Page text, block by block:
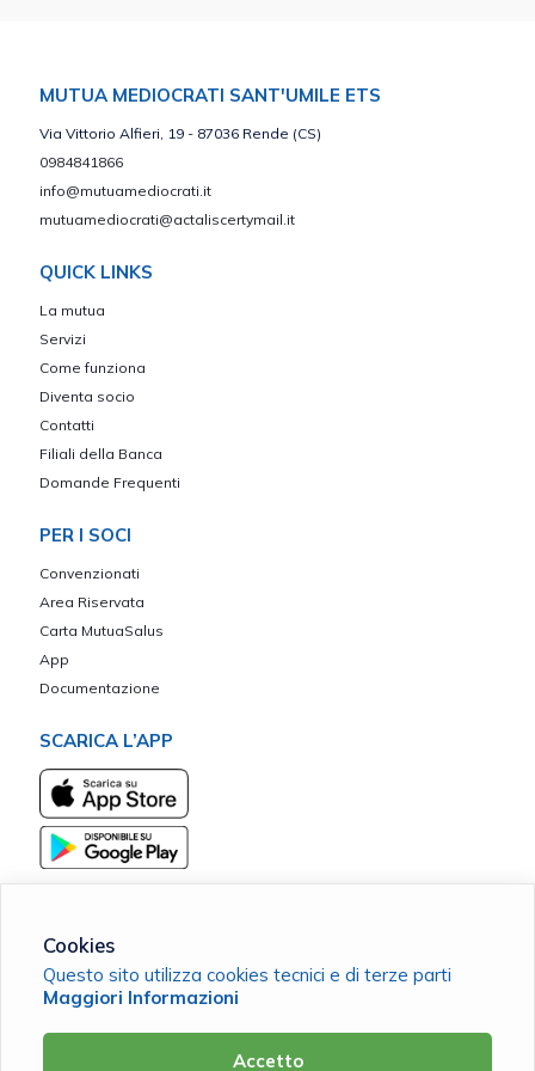
MUTUA MEDIOCRATI SANT'UMILE ETS
Via Vittorio Alfieri, 19 - 87036 Rende (CS)
0984841866
info@mutuamediocrati.it
mutuamediocrati@actaliscertymail.it
QUICK LINKS
La mutua
Servizi
Come funziona
Diventa socio
Contatti
Filiali della Banca
Domande Frequenti
PER I SOCI
Convenzionati
Area Riservata
Carta MutuaSalus
App
Documentazione
SCARICA L’APP
Mutua Mediocrati Sant'Umile ETS
C.F. 98142690787 |Cookie Policy
Cookies
Questo sito utilizza cookies tecnici e di terze parti
Maggiori Informazioni
Accetto